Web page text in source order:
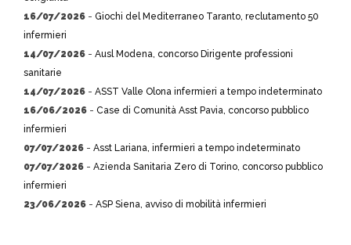
16/07/2026 - Giochi del Mediterraneo Taranto, reclutamento 50
infermieri
14/07/2026 - Ausl Modena, concorso Dirigente professioni
sanitarie
14/07/2026 - ASST Valle Olona infermieri a tempo indeterminato
16/06/2026 - Case di Comunità Asst Pavia, concorso pubblico
infermieri
07/07/2026 - Asst Lariana, infermieri a tempo indeterminato
07/07/2026 - Azienda Sanitaria Zero di Torino, concorso pubblico
infermieri
23/06/2026 - ASP Siena, avviso di mobilità infermieri